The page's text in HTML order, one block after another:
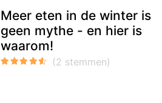
Meer eten in de winter is
geen mythe - en hier is
waarom!